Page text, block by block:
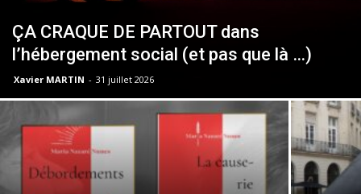
ÇA CRAQUE DE PARTOUT dans
l’hébergement social (et pas que là …)
Xavier MARTIN - 31 juillet 2026